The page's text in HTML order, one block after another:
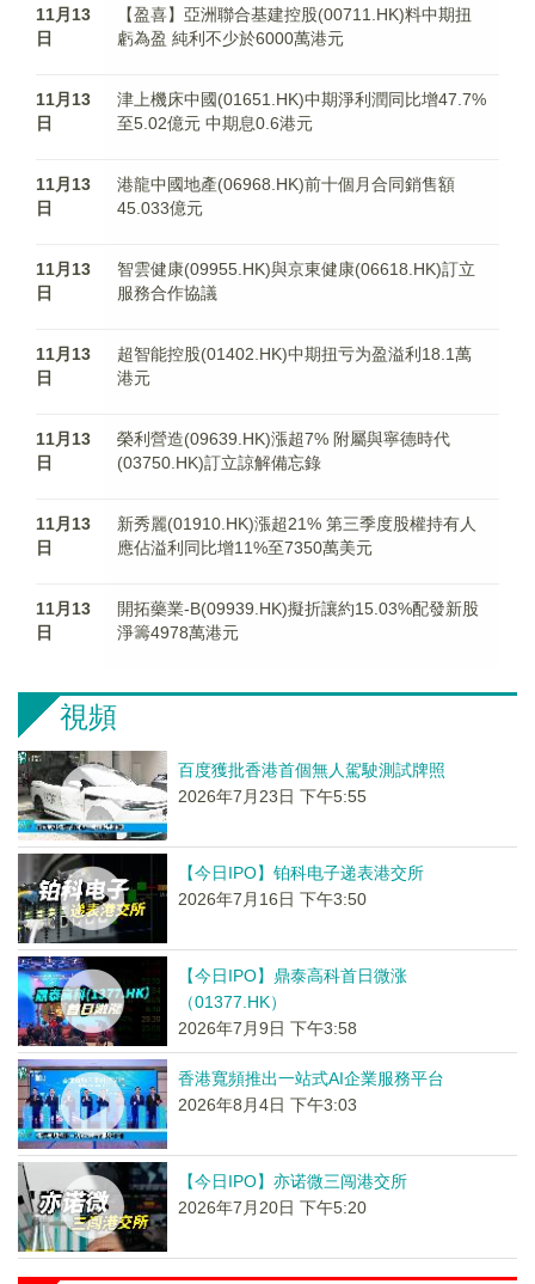
11月13
日
【盈喜】亞洲聯合基建控股(00711.HK)料中期扭
虧為盈 純利不少於6000萬港元
11月13
日
津上機床中國(01651.HK)中期淨利潤同比增47.7%
至5.02億元 中期息0.6港元
11月13
日
港龍中國地產(06968.HK)前十個月合同銷售額
45.033億元
11月13
日
智雲健康(09955.HK)與京東健康(06618.HK)訂立
服務合作協議
11月13
日
超智能控股(01402.HK)中期扭亏为盈溢利18.1萬
港元
11月13
日
榮利營造(09639.HK)漲超7% 附屬與寧德時代
(03750.HK)訂立諒解備忘錄
11月13
日
新秀麗(01910.HK)漲超21% 第三季度股權持有人
應佔溢利同比增11%至7350萬美元
11月13
日
開拓藥業-B(09939.HK)擬折讓約15.03%配發新股
淨籌4978萬港元
視頻
百度獲批香港首個無人駕駛測試牌照
2026年7月23日 下午5:55
【今日IPO】铂科电子递表港交所
2026年7月16日 下午3:50
【今日IPO】鼎泰高科首日微涨
（01377.HK）
2026年7月9日 下午3:58
香港寬頻推出一站式AI企業服務平台
2026年8月4日 下午3:03
【今日IPO】亦诺微三闯港交所
2026年7月20日 下午5:20